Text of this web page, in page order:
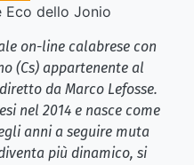
Eco dello Jonio
on-line calabrese con
(Cs) appartenente al
da Marco Lefosse.
nel 2014 e nasce come
anni a seguire muta
più dinamico, si